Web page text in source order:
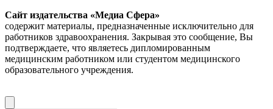
Сайт издательства «Медиа Сфера»
содержит материалы, предназначенные исключительно для
работников здравоохранения. Закрывая это сообщение, Вы
подтверждаете, что являетесь дипломированным
медицинским работником или студентом медицинского
образовательного учреждения.